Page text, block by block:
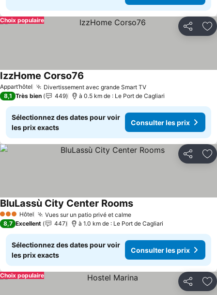
Partager
Choix populaire
Appart’hôtel Divertissement avec grande Smart TV
IzzHome Corso76
8,1 Très bien 449 à 0.5 km de : Le Port de Cagliari
Sélectionnez des dates pour voir
les prix exacts
Consulter les prix
Partager
3 ÉtoilesHôtel Vues sur un patio privé et calme
BluLassù City Center Rooms
8,7 Excellent 447 à 1.0 km de : Le Port de Cagliari
Sélectionnez des dates pour voir
les prix exacts
Consulter les prix
Partager
Choix populaire